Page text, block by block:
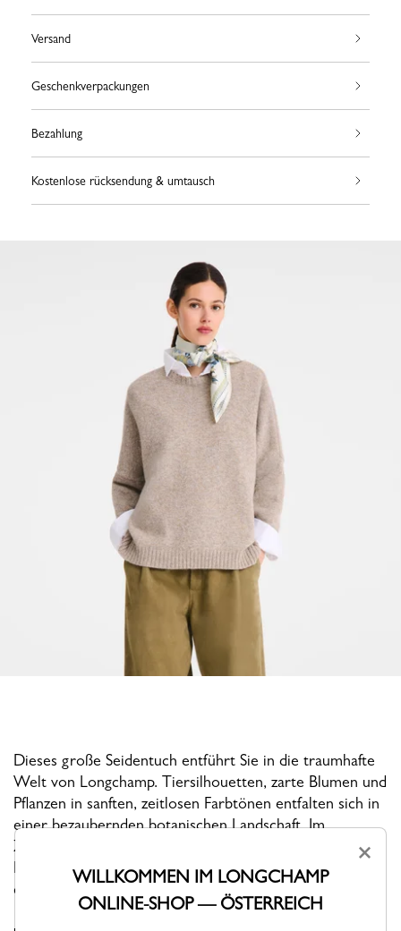
Versand
Geschenkverpackungen
Bezahlung
Kostenlose rücksendung & umtausch
Dieses große Seidentuch entführt Sie in die traumhafte
Welt von Longchamp. Tiersilhouetten, zarte Blumen und
Pflanzen in sanften, zeitlosen Farbtönen entfalten sich in
einer bezaubernden botanischen Landschaft. Im
Zentrum dieser poetischen Komposition steht das
Longchamp Pferd mit natürlicher Anmut und verleiht
dem Motiv einen Hauch von Dynamik und Eleganz.
×
WILLKOMMEN IM LONGCHAMP
ONLINE-SHOP — ÖSTERREICH